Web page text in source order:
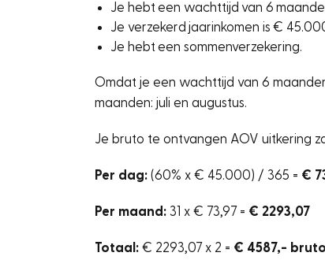
Je hebt een wachttijd van 6
Je verzekerd jaarinkomen is €
Je hebt een sommenverzekering.
Omdat je een wachttijd van 6
maanden: juli en augustus.
Je bruto te ontvangen AOV uitkering
Per dag: (60% x € 45.000) / 365 = €
Per maand: 31 x € 73,97 = € 2293,07
Totaal: € 2293,07 x 2 = € 4587,- bruto